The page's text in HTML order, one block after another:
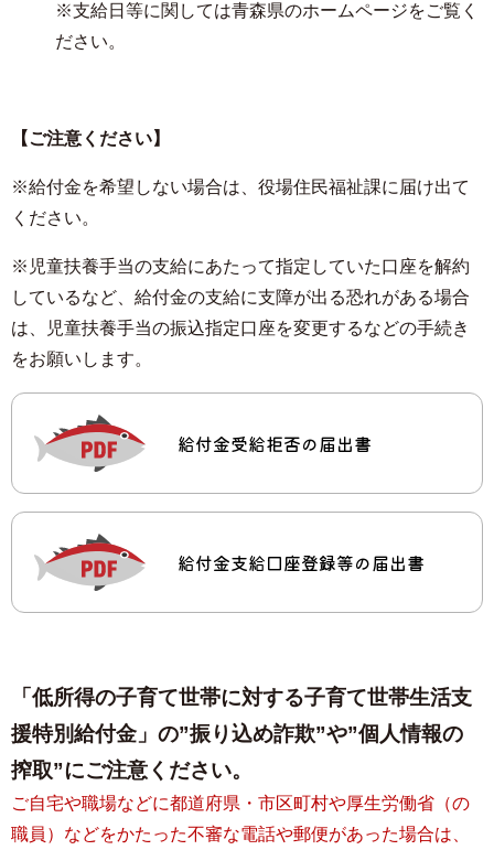
※支給日等に関しては青森県のホームページをご覧く
ださい。
【ご注意ください】
※給付金を希望しない場合は、役場住民福祉課に届け出て
ください。
※児童扶養手当の支給にあたって指定していた口座を解約
しているなど、給付金の支給に支障が出る恐れがある場合
は、児童扶養手当の振込指定口座を変更するなどの手続き
をお願いします。
給付金受給拒否の届出書
給付金支給口座登録等の届出書
「低所得の子育て世帯に対する子育て世帯生活支
援特別給付金」の”振り込め詐欺”や”個人情報の
搾取”にご注意ください。
ご自宅や職場などに都道府県・市区町村や厚生労働省（の
職員）などをかたった不審な電話や郵便があった場合は、